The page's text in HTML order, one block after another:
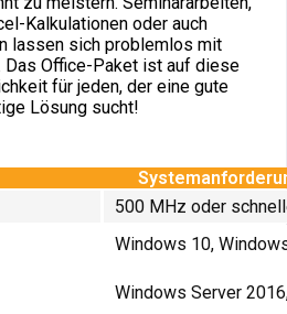
Kalkulationen oder auch
lassen sich problemlos mit
Office-Paket ist auf diese
für jeden, der eine gute
Lösung sucht!
500 MHz oder
Windows 10,
Windows Server